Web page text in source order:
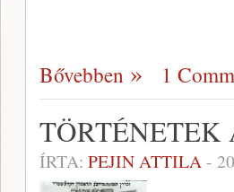
Bővebben 1
ÍRTA: PEJIN ATTILA-